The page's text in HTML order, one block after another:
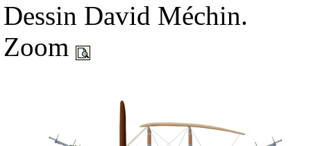
Dessin David Méchin.
Zoom